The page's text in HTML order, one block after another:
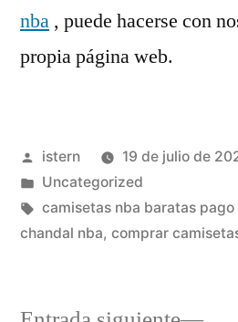
nba , puede hacerse con
propia página web.
Publicado
por
istern
19 de julio de
Publicado
en
Uncategorized
Etiquetas:
camisetas nba baratas
chandal nba, comprar